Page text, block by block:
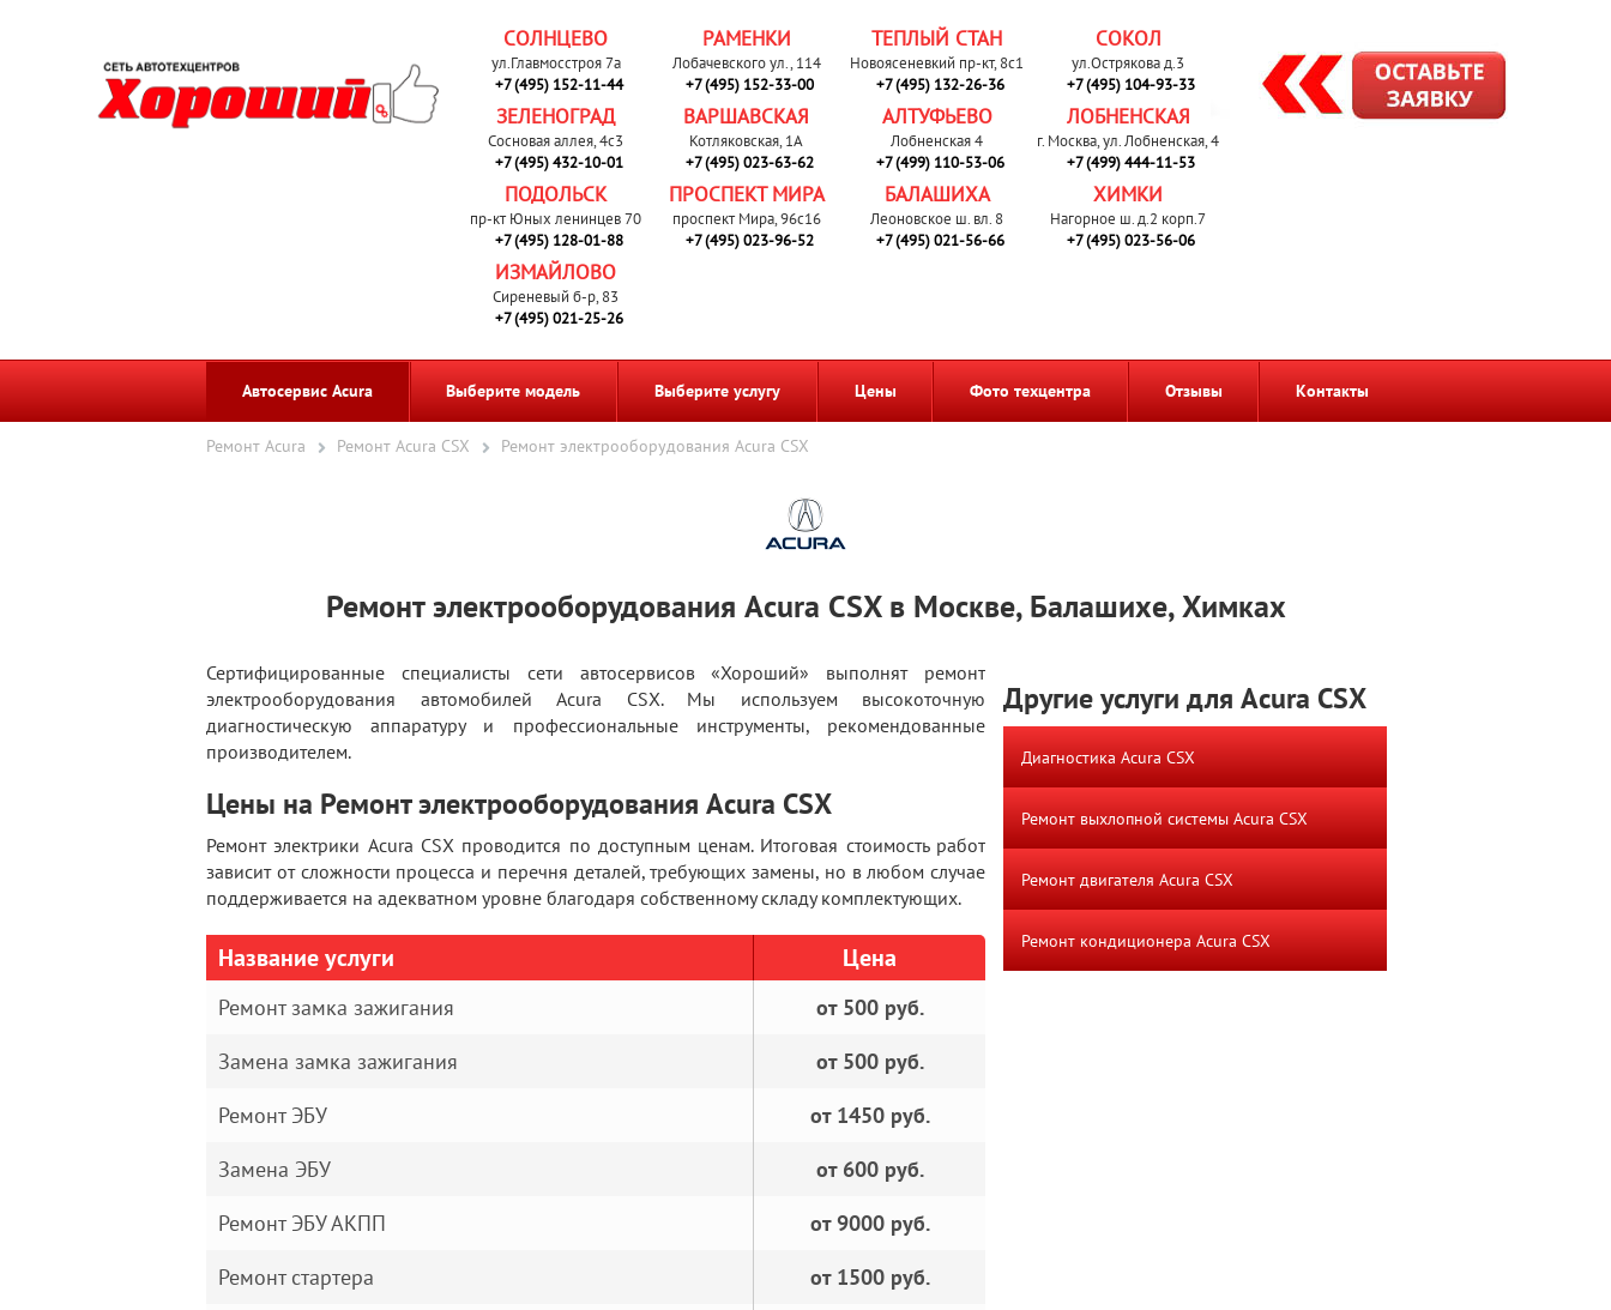
СОЛНЦЕВО
ул.Главмосстроя 7а
+7 (495) 152-11-44
РАМЕНКИ
Лобачевского ул., 114
+7 (495) 152-33-00
ТЕПЛЫЙ СТАН
Новоясеневкий пр-кт, 8с1
+7 (495) 132-26-36
СОКОЛ
ул.Острякова д.3
+7 (495) 104-93-33
ЗЕЛЕНОГРАД
Сосновая аллея, 4с3
+7 (495) 432-10-01
ВАРШАВСКАЯ
Котляковская, 1А
+7 (495) 023-63-62
АЛТУФЬЕВО
Лобненская 4
+7 (499) 110-53-06
ЛОБНЕНСКАЯ
г. Москва, ул. Лобненская, 4
+7 (499) 444-11-53
ПОДОЛЬСК
пр-кт Юных ленинцев 70
+7 (495) 128-01-88
ПРОСПЕКТ МИРА
проспект Мира, 96с16
+7 (495) 023-96-52
БАЛАШИХА
Леоновское ш. вл. 8
+7 (495) 021-56-66
ХИМКИ
Нагорное ш. д.2 корп.7
+7 (495) 023-56-06
ИЗМАЙЛОВО
Сиреневый б-р, 83
+7 (495) 021-25-26
Автосервис Acura Выберите модель Выберите услугу Цены Фото техцентра Отзывы Контакты
Ремонт Acura Ремонт Acura CSX Ремонт электрооборудования Acura CSX
Ремонт электрооборудования Acura CSX в Москве, Балашихе, Химках
Сертифицированные специалисты сети автосервисов «Хороший» выполнят ремонт
электрооборудования автомобилей Acura CSX. Мы используем высокоточную
диагностическую аппаратуру и профессиональные инструменты, рекомендованные
производителем.
Цены на Ремонт электрооборудования Acura CSX
Ремонт электрики Acura CSX проводится по доступным ценам. Итоговая стоимость работ
зависит от сложности процесса и перечня деталей, требующих замены, но в любом случае
поддерживается на адекватном уровне благодаря собственному складу комплектующих.
Название услуги Цена
Ремонт замка зажигания
от 500 руб.
Замена замка зажигания
от 500 руб.
Ремонт ЭБУ
от 1450 руб.
Замена ЭБУ
от 600 руб.
Ремонт ЭБУ АКПП
от 9000 руб.
Ремонт стартера
от 1500 руб.
Другие услуги для Acura CSX
Диагностика Acura CSX
Ремонт выхлопной системы Acura CSX
Ремонт двигателя Acura CSX
Ремонт кондиционера Acura CSX